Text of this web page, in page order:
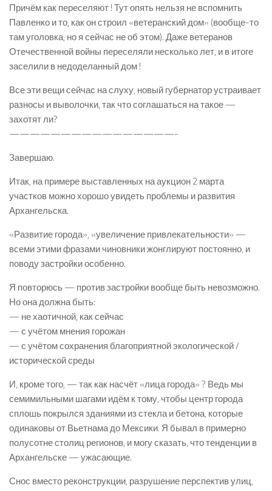
Причём как переселяют ! Тут опять нельзя не вспомнить
Павленко и то, как он строил «ветеранский дом» (вообще-то
там уголовка, но я сейчас не об этом). Даже ветеранов
Отечественной войны переселяли несколько лет, и в итоге
заселили в недоделанный дом !
Все эти вещи сейчас на слуху, новый губернатор устраивает
разносы и выволочки, так что соглашаться на такое —
захотят ли?
————————————————-
Завершаю.
Итак, на примере выставленных на аукцион 2 марта
участков можно хорошо увидеть проблемы и развития
Архангельска.
«Развитие города», «увеличение привлекательности» —
всеми этими фразами чиновники жонглируют постоянно, и
поводу застройки особенно.
Я повторюсь — против застройки вообще быть невозможно.
Но она должна быть:
— не хаотичной, как сейчас
— с учётом мнения горожан
— с учётом сохранения благоприятной экологической /
исторической среды
И, кроме того, — так как насчёт «лица города» ? Ведь мы
семимильными шагами идём к тому, чтобы центр города
сплошь покрылся зданиями из стекла и бетона, которые
одинаковы от Вьетнама до Мексики. Я бывал в примерно
полусотне столиц регионов, и могу сказать, что тенденции в
Архангельске — ужасающие.
Снос вместо реконструкции, разрушение перспектив улиц,